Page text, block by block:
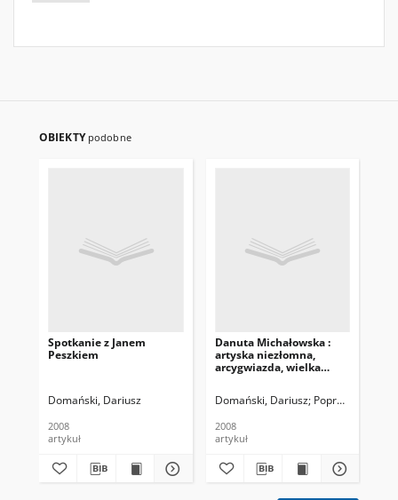
OBIEKTY podobne
Spotkanie z Janem
Peszkiem
Domański, Dariusz
2008
artykuł
Danuta Michałowska :
artyska niezłomna,
arcygwiazda, wielka
Domański, Dariusz Poprawski, Z. Fot.
2008
artykuł